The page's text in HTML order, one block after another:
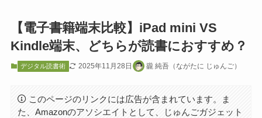
【電子書籍端末比較】iPad mini VS
Kindle端末、どちらが読書におすすめ？
デジタル読書術 2025年11月28日 豅 純吾（ながたに じゅんご）
このページのリンクには広告が含まれています。ま
た、Amazonのアソシエイトとして、じゅんごガジェット